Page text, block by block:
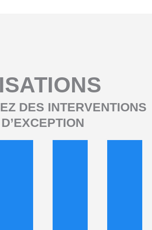
DES INTERVENTIONS
D’EXCEPTION